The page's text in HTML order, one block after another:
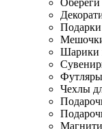
Обереги
Подарки
Шарики
Чехлы